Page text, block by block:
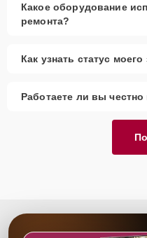
Какое оборудование
ремонта?
Как узнать статус моего
Работаете ли вы честно